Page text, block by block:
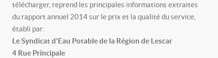
télécharger, reprend les principales informations extraites
du rapport annuel 2014 sur le prix et la qualité du service,
établi par:
Le Syndicat d'Eau Potable de la Région de Lescar
4 Rue Principale